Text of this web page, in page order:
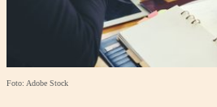
Foto: Adobe Stock